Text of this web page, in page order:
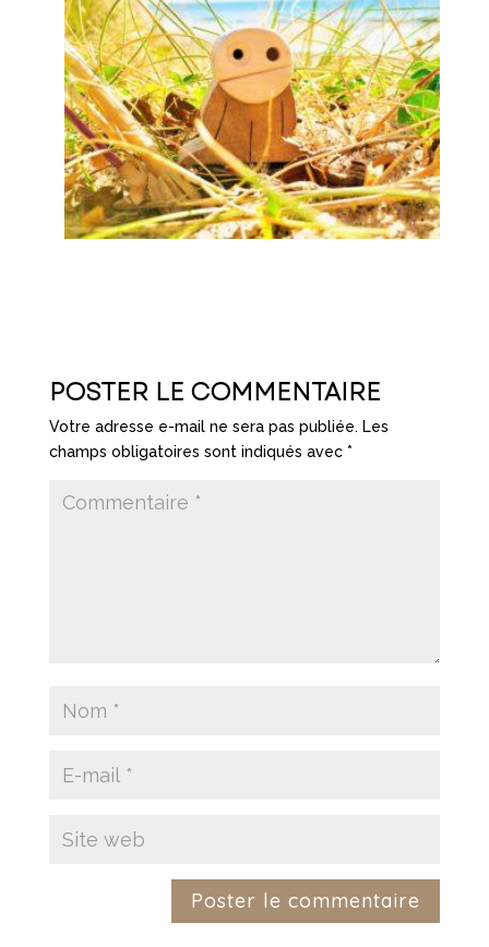
POSTER LE COMMENTAIRE
Votre adresse e-mail ne sera pas publiée. Les
champs obligatoires sont indiqués avec *